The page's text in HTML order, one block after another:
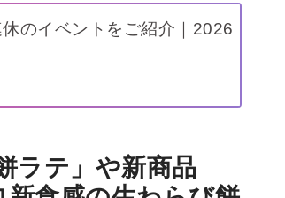
のイベントをご紹介｜2026
ラテ」や新商品